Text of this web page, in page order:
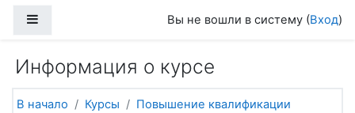
Вы не вошли в систему (Вход)
Информация о курсе
В начало Курсы
Повышение квалификации